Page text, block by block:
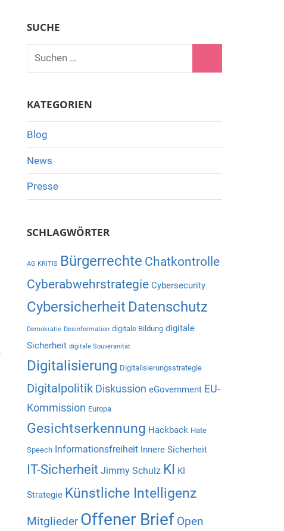
Metabox
SUCHE
Suchen
KATEGORIEN
Blog
News
Presse
SCHLAGWÖRTER
AG KRITIS Bürgerrechte Chatkontrolle
Cyberabwehrstrategie Cybersecurity
Cybersicherheit Datenschutz
Demokratie Desinformation digitale Bildung digitale
Sicherheit digitale Souveränität
Digitalisierung Digitalisierungsstrategie
Digitalpolitik Diskussion eGovernment EU-
Kommission Europa
Gesichtserkennung Hackback Hate
Speech Informationsfreiheit Innere Sicherheit
IT-Sicherheit Jimmy Schulz KI KI
Strategie Künstliche Intelligenz
Mitglieder Offener Brief Open